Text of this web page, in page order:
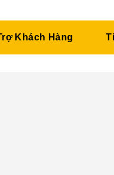
Khách Hàng